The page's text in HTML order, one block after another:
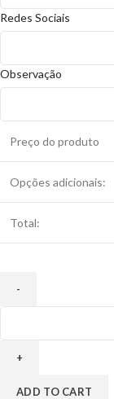
Redes Sociais
Observação
Preço do produto
Opções adicionais:
Total:
ADD TO CART